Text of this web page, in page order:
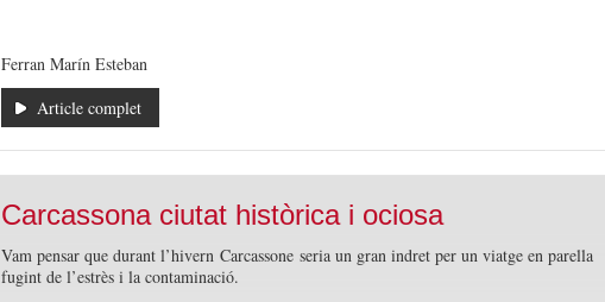
Ferran Marín Esteban
Article complet
Carcassona ciutat històrica i ociosa
Vam pensar que durant l’hivern Carcassoneseria un gran indret per un viatge en parella
fugint de l’estrès i la contaminació.